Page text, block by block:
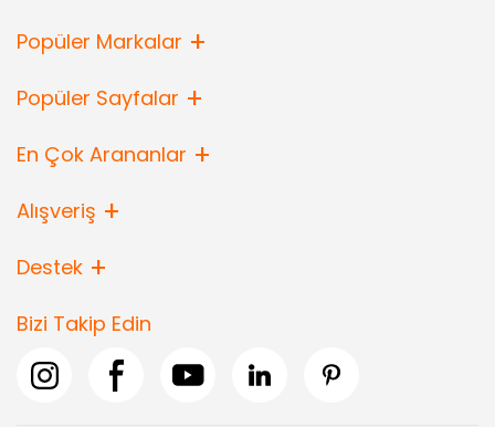
Popüler Markalar
Popüler Sayfalar
En Çok Arananlar
Alışveriş
Destek
Bizi Takip Edin